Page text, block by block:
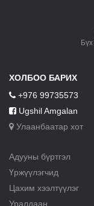
ХОЛБОО БАРИХ
+976 99735573
Ugshil Amgalan
Улаанбаатар хот
Адууны бүртгэл
Үржүүлэгчид
Цахим хээлтүүлэг
Уралдаан